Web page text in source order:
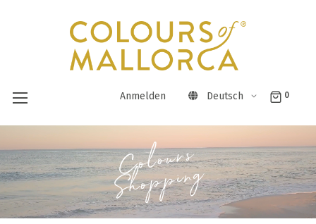
Anmelden Deutsch 0
zum
Inhalt
Colours
Shopping